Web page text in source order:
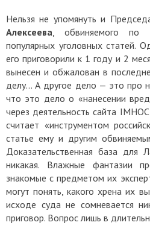
Нельзя не упомянуть и
Алексеева, обвиняемого по
популярных уголовных статей.
его приговорили к 1 году и 2
вынесен и обжалован в
делу… А другое дело — это про
что это дело о «нанесении
через деятельность сайта
считает «инструментом
статье ему и другим
Доказательственная база для
никакая. Влажные фантазии
знакомые с предметом их
могут понять, какого хрена их
исходе суда не сомневается
приговор. Вопрос лишь в